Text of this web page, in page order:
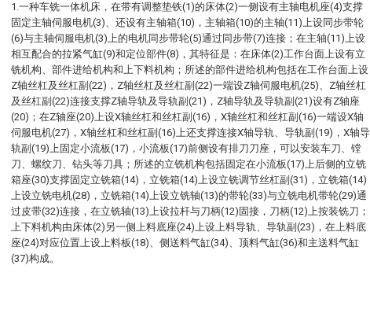
1.一种车铣一体机床，在带有调整垫铁(1)的床体(2)一侧设有主轴电机座(4)支撑
固定主轴伺服电机(3)、还设有主轴箱(10)，主轴箱(10)的主轴(11)上设同步带轮
(6)与主轴伺服电机(3)上的电机同步带轮(5)通过同步带(7)连接；在主轴(11)上设
相互配合的拉紧气缸(9)和定位部件(8)，其特征是：在床体(2)工作台面上设有立
铣机构、部件进给机构和上下料机构；所述的部件进给机构包括在工作台面上设
Z轴丝杠及丝杠副(22)，Z轴丝杠及丝杠副(22)一端设Z轴伺服电机(25)、Z轴丝杠
及丝杠副(22)连接支撑Z轴导轨及导轨副(21)，Z轴导轨及导轨副(21)设有Z轴座
(20)；在Z轴座(20)上设X轴丝杠和丝杠副(16)，X轴丝杠和丝杠副(16)一端设X轴
伺服电机(27)，X轴丝杠和丝杠副(16)上还支撑连接X轴导轨、导轨副(19)，X轴导
轨副(19)上固定小流板(17)，小流板(17)前侧设有排刀刀座，可以安装车刀、镗
刀、螺纹刀、钻头等刀具；所述的立铣机构包括固定在小流板(17)上后侧的立铣
箱座(30)支撑固定立铣箱(14)，立铣箱(14)上设立铣调节丝杠副(31)，立铣箱(14)
上设立铣电机(28)，立铣箱(14)上设立铣轴(13)的带轮(33)与立铣电机带轮(29)通
过皮带(32)连接，在立铣轴(13)上设拉杆与刀柄(12)固接，刀柄(12)上按装铣刀；
上下料机构由床体(2)另一侧上料底座(24)上设上料导轨、导轨副(23)，在上料底
座(24)对应位置上设上料板(18)、侧送料气缸(34)、顶料气缸(36)和主送料气缸
(37)构成。